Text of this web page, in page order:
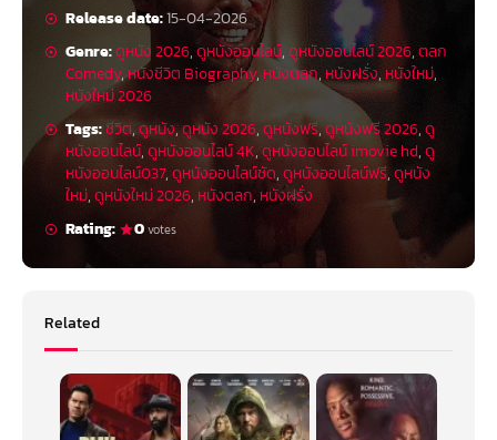
Release date:15-04-2026
Genre:ดูหนัง 2026,ดูหนังออนไลน์,ดูหนังออนไลน์ 2026,ตลก
Comedy,หนังชีวิต Biography, หนังตลก, หนังฝรั่ง, หนังใหม่,
หนังใหม่ 2026
Tags:ชีวิต,ดูหนัง,ดูหนัง 2026,ดูหนังฟรี,ดูหนังฟรี 2026,ดู
หนังออนไลน์,ดูหนังออนไลน์ 4K,ดูหนังออนไลน์ imovie hd,ดู
หนังออนไลน์037,ดูหนังออนไลน์ชัด,ดูหนังออนไลน์ฟรี,ดูหนัง
ใหม่,ดูหนังใหม่ 2026, หนังตลก, หนังฝรั่ง
Rating:
0votes
Related